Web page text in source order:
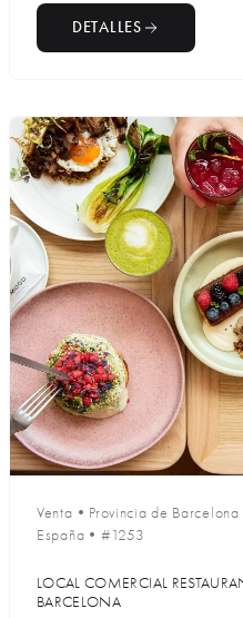
DETALLES
Venta • Provincia de Barcelona
España • #1253
LOCAL COMERCIAL
BARCELONA